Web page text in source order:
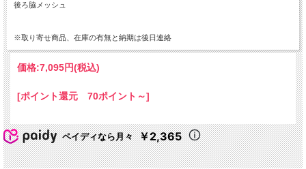
後ろ脇メッシュ
※取り寄せ商品、在庫の有無と納期は後日連絡
価格:7,095円(税込)
[ポイント還元 70ポイント～]
ペイディなら月々 ￥2,365